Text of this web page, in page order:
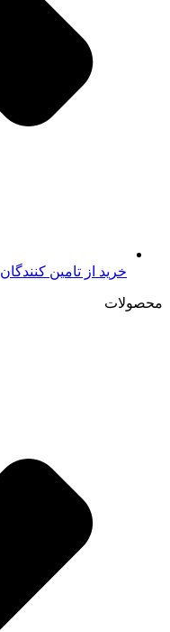
خرید از تامين کنندگان
محصولات